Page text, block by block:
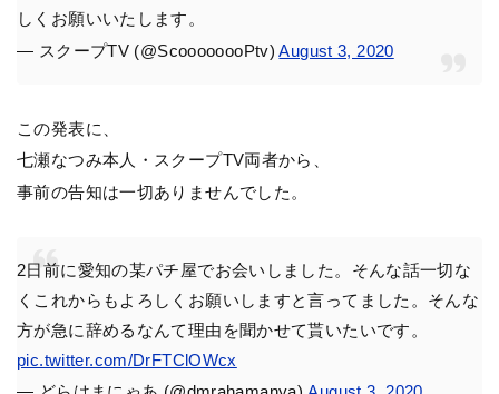
しくお願いいたします。
— スクープTV (@ScoooooooPtv)August 3, 2020
この発表に、
七瀬なつみ本人・スクープTV両者から、
事前の告知は一切ありませんでした。
2日前に愛知の某パチ屋でお会いしました。そんな話一切な
くこれからもよろしくお願いしますと言ってました。そんな
方が急に辞めるなんて理由を聞かせて貰いたいです。
pic.twitter.com/DrFTClOWcx